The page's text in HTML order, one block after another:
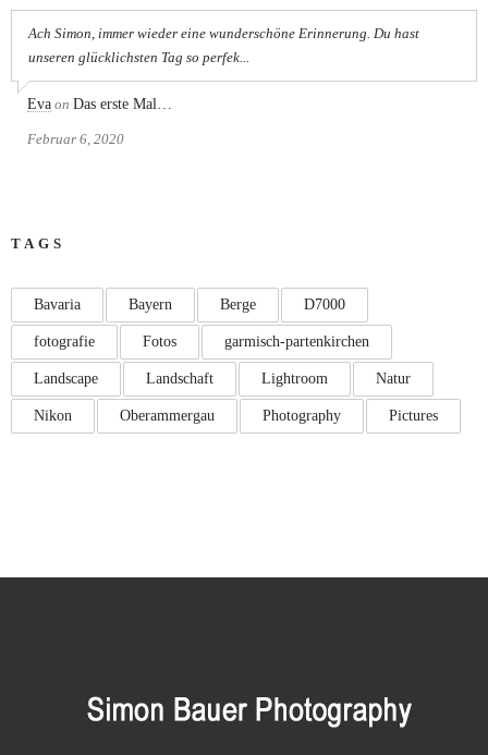
Ach Simon, immer wieder eine wunderschöne Erinnerung. Du hast
unseren glücklichsten Tag so perfek...
Eva on Das erste Mal…
Februar 6, 2020
TAGS
Bavaria Bayern Berge D7000
fotografie Fotos garmisch-partenkirchen
Landscape Landschaft Lightroom Natur
Nikon Oberammergau Photography Pictures